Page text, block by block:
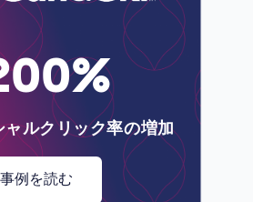
ャルクリック率の増加
事例を読む